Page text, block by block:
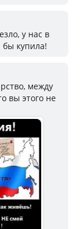
у нас в
бы купила!
между
вы этого не